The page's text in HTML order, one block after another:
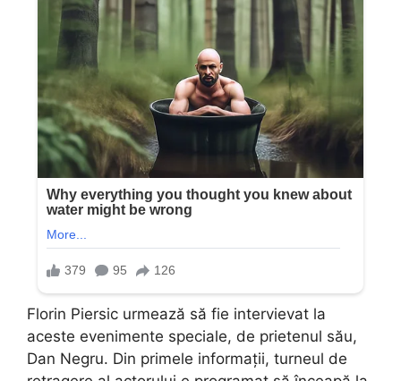
Florin Piersic urmează să fie intervievat la
aceste evenimente speciale, de prietenul său,
Dan Negru. Din primele informații, turneul de